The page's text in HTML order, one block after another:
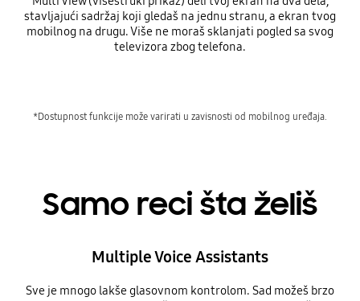
stavljajući sadržaj koji gledaš na jednu stranu, a ekran tvog
mobilnog na drugu. Više ne moraš sklanjati pogled sa svog
televizora zbog telefona.
*Dostupnost funkcije može varirati u zavisnosti od mobilnog uređaja.
Samo reci šta želiš
Multiple Voice Assistants
Sve je mnogo lakše glasovnom kontrolom. Sad možeš brzo